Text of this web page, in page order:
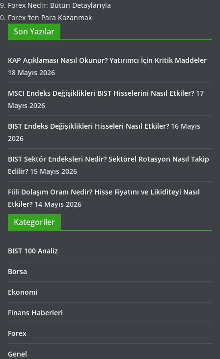
Forex Nedir: Bütün Detaylarıyla
Forex ‘ten Para Kazanmak
Son Yazılar
KAP Açıklaması Nasıl Okunur? Yatırımcı İçin Kritik Maddeler
18 Mayıs 2026
MSCI Endeks Değişiklikleri BIST Hisselerini Nasıl Etkiler? 17
Mayıs 2026
BIST Endeks Değişiklikleri Hisseleri Nasıl Etkiler? 16 Mayıs
2026
BIST Sektör Endeksleri Nedir? Sektörel Rotasyon Nasıl Takip
Edilir? 15 Mayıs 2026
Fiili Dolaşım Oranı Nedir? Hisse Fiyatını ve Likiditeyi Nasıl
Etkiler? 14 Mayıs 2026
Kategoriler
BIST 100 Analiz
Borsa
Ekonomi
Finans Haberleri
Forex
Genel